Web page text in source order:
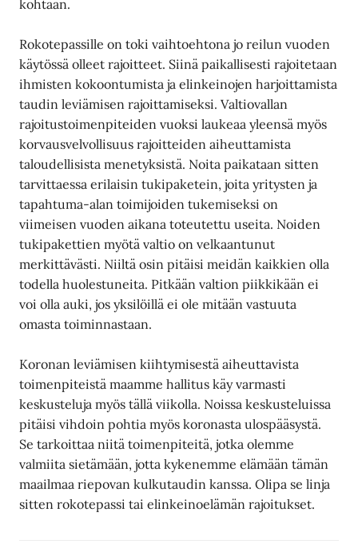
kohtaan.
Rokotepassille on toki vaihtoehtona jo reilun vuoden
käytössä olleet rajoitteet. Siinä paikallisesti rajoitetaan
ihmisten kokoontumista ja elinkeinojen harjoittamista
taudin leviämisen rajoittamiseksi. Valtiovallan
rajoitustoimenpiteiden vuoksi laukeaa yleensä myös
korvausvelvollisuus rajoitteiden aiheuttamista
taloudellisista menetyksistä. Noita paikataan sitten
tarvittaessa erilaisin tukipaketein, joita yritysten ja
tapahtuma-alan toimijoiden tukemiseksi on
viimeisen vuoden aikana toteutettu useita. Noiden
tukipakettien myötä valtio on velkaantunut
merkittävästi. Niiltä osin pitäisi meidän kaikkien olla
todella huolestuneita. Pitkään valtion piikkikään ei
voi olla auki, jos yksilöillä ei ole mitään vastuuta
omasta toiminnastaan.
Koronan leviämisen kiihtymisestä aiheuttavista
toimenpiteistä maamme hallitus käy varmasti
keskusteluja myös tällä viikolla. Noissa keskusteluissa
pitäisi vihdoin pohtia myös koronasta ulospääsystä.
Se tarkoittaa niitä toimenpiteitä, jotka olemme
valmiita sietämään, jotta kykenemme elämään tämän
maailmaa riepovan kulkutaudin kanssa. Olipa se linja
sitten rokotepassi tai elinkeinoelämän rajoitukset.